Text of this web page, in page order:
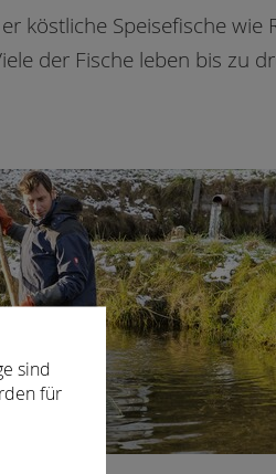
köstliche Speisefische wie
der Fische leben bis zu
sind
für